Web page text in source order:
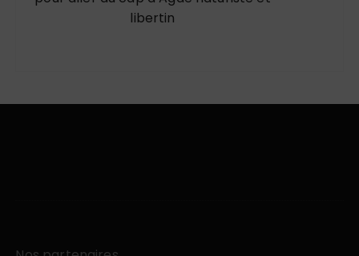
libertin